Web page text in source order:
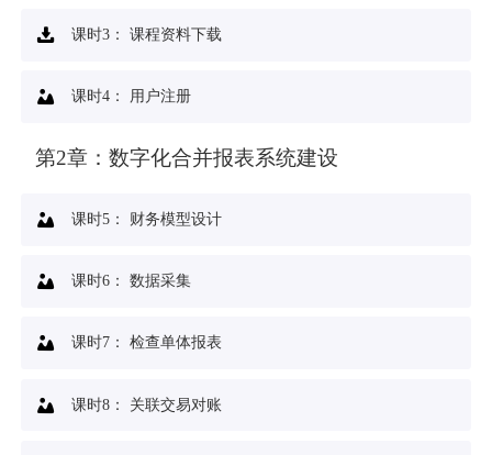
课时3： 课程资料下载
课时4： 用户注册
第2章：数字化合并报表系统建设
课时5： 财务模型设计
课时6： 数据采集
课时7： 检查单体报表
课时8： 关联交易对账